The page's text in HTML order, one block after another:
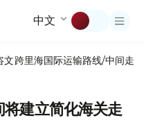
中文
文跨里海国际运输路线/中间走廊
建立简化海关走